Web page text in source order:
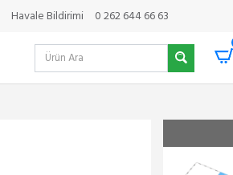
Havale Bildirimi 0 262 644 66 63